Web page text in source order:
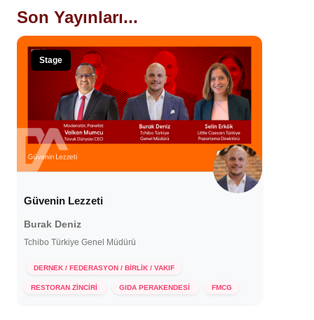
Son Yayınları...
Stage
Güvenin Lezzeti
Burak Deniz
Tchibo Türkiye Genel Müdürü
DERNEK / FEDERASYON / BİRLİK / VAKIF
RESTORAN ZİNCİRİ GIDA PERAKENDESİ FMCG